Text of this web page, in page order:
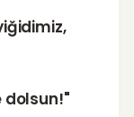
dolsun!"